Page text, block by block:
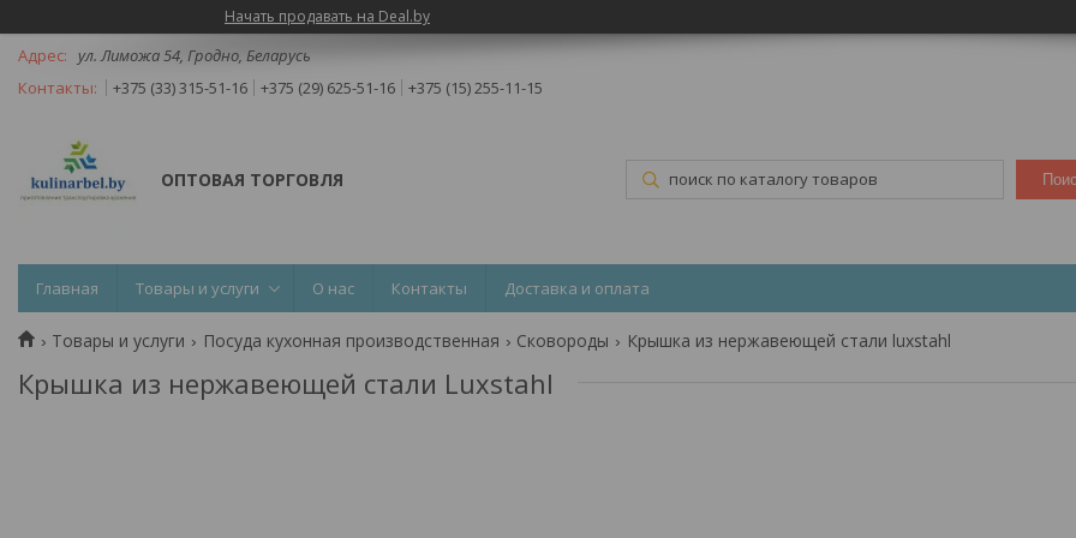
Начать продавать на Deal.by
ул. Лиможа 54, Гродно, Беларусь
+375 (33) 315-51-16
+375 (29) 625-51-16 +375 (15) 255-11-15
ОПТОВАЯ ТОРГОВЛЯ
Главная Товары и услуги О нас Контакты Доставка и оплата
Товары и услуги Посуда кухонная производственная Сковороды Крышка из нержавеющей стали luxstahl
Крышка из нержавеющей стали Luxstahl